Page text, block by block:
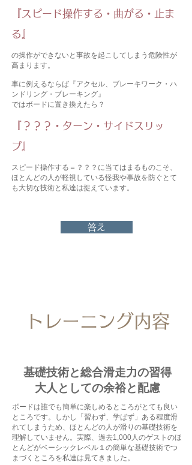
『スピード操作する・曲がる・止ま
る』
の操作ができないと事故を起こしてしまう危険性が
高まります。
車に例えるならば『アクセル、ブレーキワーク・ハ
ンドリング・ブレーキング』
ではボードに置き換えたら？
『？？？・ターン・サイドスリッ
プ』
スピード操作する＝？？？に当てはまるものこそ、
ほとんどの人が軽視している怪我や事故を防ぐとて
も大切な技術と私達は捉えています。
答え
トレーニング内容
基礎技術と総合滑走力の習得
​大人としての余裕と配慮
​ボードは誰でも簡単に楽しめるところがとても良い
ところです。しかし「習わず、学ばず」ある程度滑
れてしまうため、ほとんどの人が滑りの基礎技術を
理解していません。実際、過去1,000人のゲストのほ
とんどがベーシックレベル１の簡単な基礎技術でつ
まづくところを私達は見てきました。